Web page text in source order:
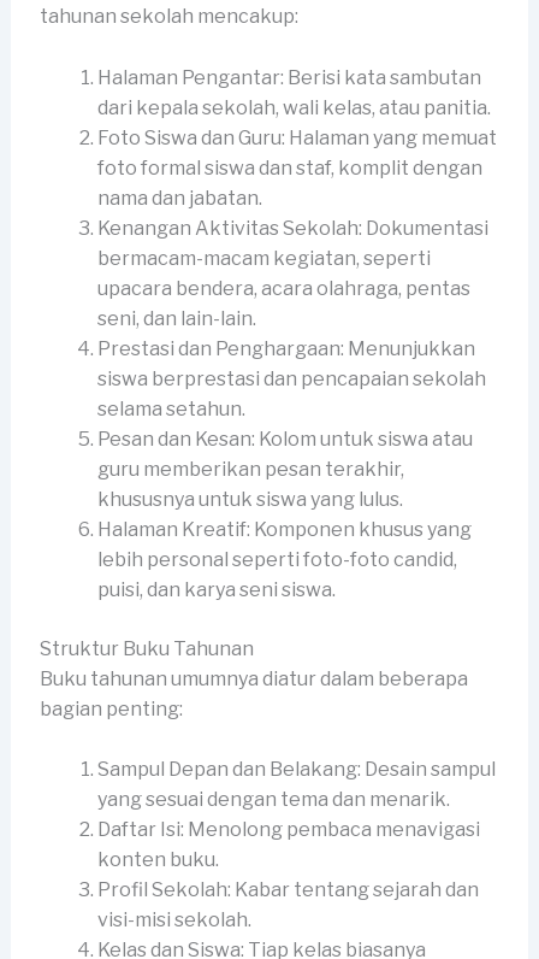
tahunan sekolah mencakup:
Halaman Pengantar: Berisi kata sambutan
dari kepala sekolah, wali kelas, atau panitia.
Foto Siswa dan Guru: Halaman yang memuat
foto formal siswa dan staf, komplit dengan
nama dan jabatan.
Kenangan Aktivitas Sekolah: Dokumentasi
bermacam-macam kegiatan, seperti
upacara bendera, acara olahraga, pentas
seni, dan lain-lain.
Prestasi dan Penghargaan: Menunjukkan
siswa berprestasi dan pencapaian sekolah
selama setahun.
Pesan dan Kesan: Kolom untuk siswa atau
guru memberikan pesan terakhir,
khususnya untuk siswa yang lulus.
Halaman Kreatif: Komponen khusus yang
lebih personal seperti foto-foto candid,
puisi, dan karya seni siswa.
Struktur Buku Tahunan
Buku tahunan umumnya diatur dalam beberapa
bagian penting:
Sampul Depan dan Belakang: Desain sampul
yang sesuai dengan tema dan menarik.
Daftar Isi: Menolong pembaca menavigasi
konten buku.
Profil Sekolah: Kabar tentang sejarah dan
visi-misi sekolah.
Kelas dan Siswa: Tiap kelas biasanya